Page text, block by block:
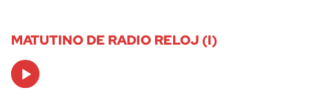
MATUTINO DE RADIO RELOJ (I)
Audio
Player